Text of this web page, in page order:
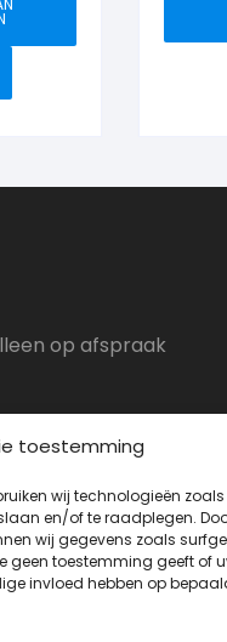
toestemming
wij technologieën
en/of te raadplegen.
wij gegevens zoals
geen toestemming geeft of
invloed hebben op
op afspraak
3763LX Soest
08:30 - 17:30